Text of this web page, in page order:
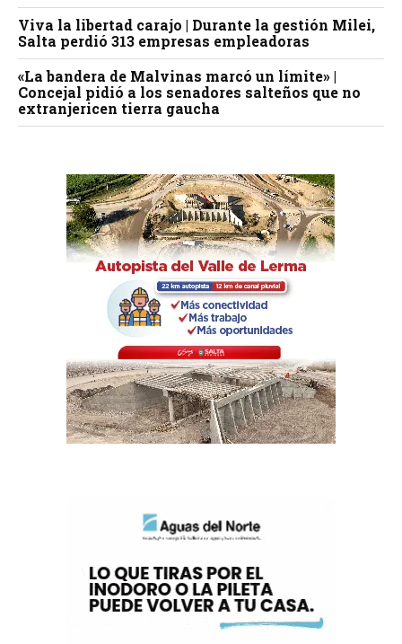
Viva la libertad carajo | Durante la gestión Milei,
Salta perdió 313 empresas empleadoras
«La bandera de Malvinas marcó un límite» |
Concejal pidió a los senadores salteños que no
extranjericen tierra gaucha